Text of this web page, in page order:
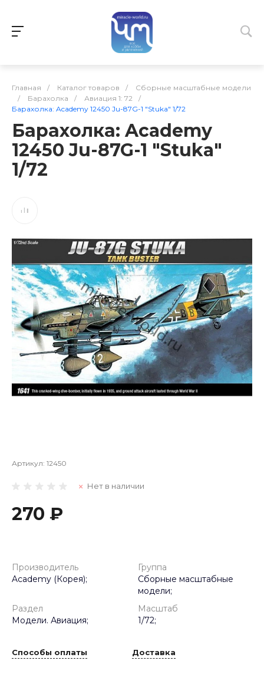
Главная / Каталог товаров /
Сборные масштабные модели
/
Барахолка / Авиация 1: 72
/
Барахолка: Academy 12450 Ju-87G-1 "Stuka" 1/72
Барахолка: Academy
12450 Ju-87G-1 "Stuka"
1/72
Артикул: 12450
Нет в наличии
270 ₽
Производитель
Academy (Корея);
Группа
Сборные масштабные
модели;
Раздел
Модели. Авиация;
Масштаб
1/72;
Способы оплаты Доставка